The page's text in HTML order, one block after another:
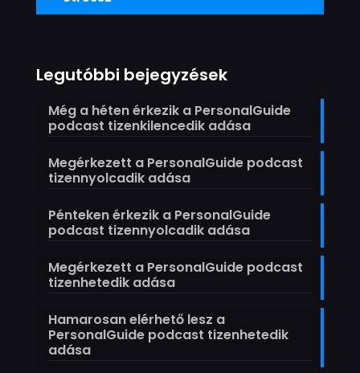
Legutóbbi bejegyzések
Még a héten érkezik a PersonalGuide
podcast tizenkilencedik adása
Megérkezett a PersonalGuide podcast
tizennyolcadik adása
Pénteken érkezik a PersonalGuide
podcast tizennyolcadik adása
Megérkezett a PersonalGuide podcast
tizenhetedik adása
Hamarosan elérhető lesz a
PersonalGuide podcast tizenhetedik
adása